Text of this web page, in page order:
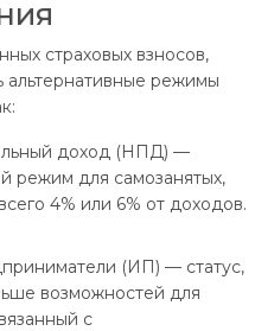
страховых взносов,
альтернативные режимы
доход (НПД) —
режим для самозанятых,
4% или 6% от доходов.
(ИП) — статус,
возможностей для
с